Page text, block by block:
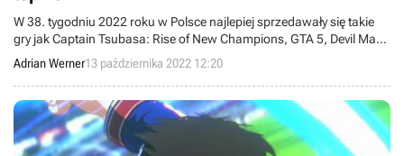
W 38. tygodniu 2022 roku w Polsce najlepiej sprzedawały się takie
gry jak Captain Tsubasa: Rise of New Champions, GTA 5, Devil May
Cry 5, Sid Meier's Civilization VI, Metro 2033 Redux czy Wolfenstein
II: The New Colossus.
Adrian Werner13 października 2022 12:20